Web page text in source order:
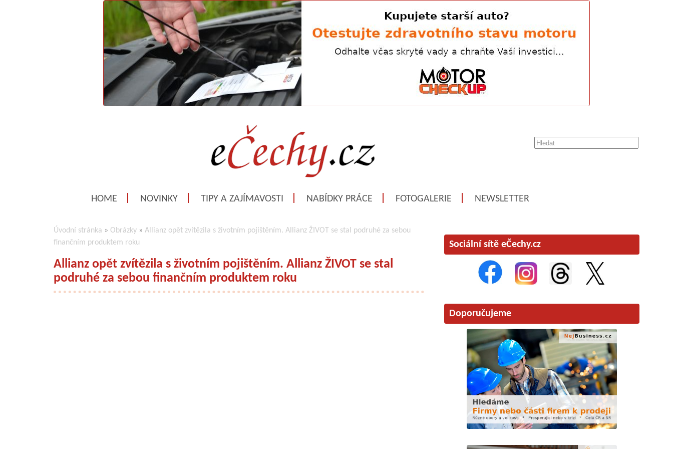
HOME NOVINKY TIPY A ZAJÍMAVOSTI NABÍDKY PRÁCE FOTOGALERIE NEWSLETTER
Úvodní stránka » Obrázky » Allianz opět zvítězila s životním pojištěním. Allianz ŽIVOT se stal podruhé za sebou
finančním produktem roku
Allianz opět zvítězila s životním pojištěním. Allianz ŽIVOT se stal
podruhé za sebou finančním produktem roku
Sociální sítě eČechy.cz
Doporučujeme